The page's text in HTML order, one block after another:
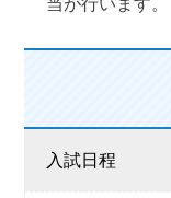
当が行います。
入試日程